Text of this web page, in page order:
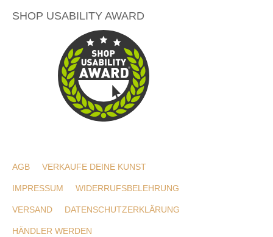
SHOP USABILITY AWARD
AGB VERKAUFE DEINE KUNST
IMPRESSUM WIDERRUFSBELEHRUNG
VERSAND DATENSCHUTZERKLÄRUNG
HÄNDLER WERDEN